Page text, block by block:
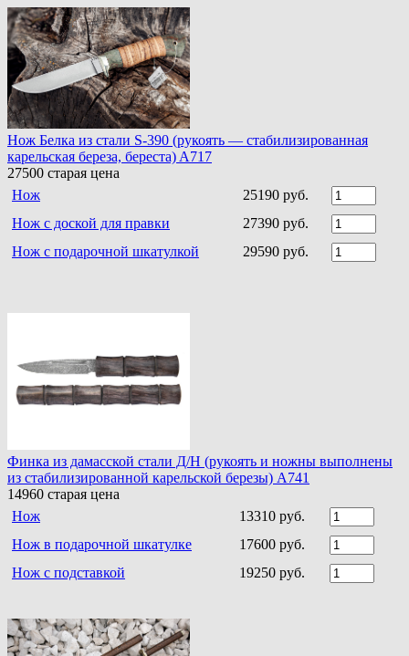
Нож Белка из стали S-390 (рукоять — стабилизированная
карельская береза, береста) A717
27500 старая цена
Нож
25190 руб.
Нож с доской для правки
27390 руб.
Нож с подарочной шкатулкой
29590 руб.
Финка из дамасской стали Д/Н (рукоять и ножны выполнены
из стабилизированной карельской березы) A741
14960 старая цена
Нож
13310 руб.
Нож в подарочной шкатулке
17600 руб.
Нож с подставкой
19250 руб.